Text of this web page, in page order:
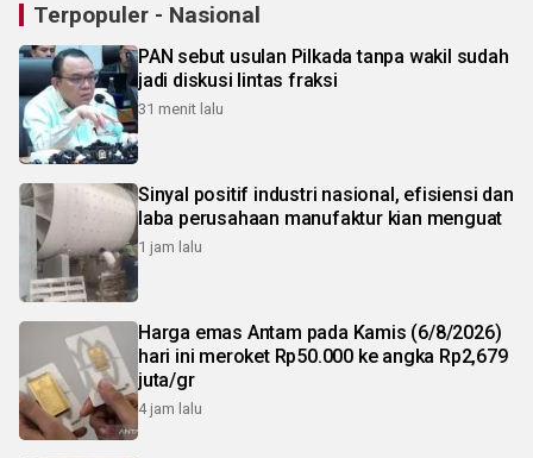
Terpopuler - Nasional
PAN sebut usulan Pilkada tanpa wakil sudah
jadi diskusi lintas fraksi
31 menit lalu
Sinyal positif industri nasional, efisiensi dan
laba perusahaan manufaktur kian menguat
1 jam lalu
Harga emas Antam pada Kamis (6/8/2026)
hari ini meroket Rp50.000 ke angka Rp2,679
juta/gr
4 jam lalu